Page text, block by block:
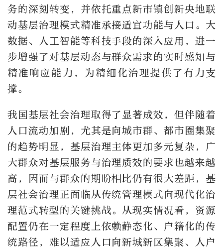
务的深刻转变，并依托重点新市镇创新央地联
动基层治理模式精准承接适宜功能与人口。大
数据、人工智能等科技手段的深入应用，进一
步增强了对基层动态与群众需求的实时感知与
精准响应能力，为精细化治理提供了有力支
撑。
我国基层社会治理取得了显著成效，但伴随着
人口流动加剧，尤其是向城市群、都市圈集聚
的趋势明显，基层治理主体更加多元复杂，广
大群众对基层服务与治理质效的要求也越来越
高，因而与群众的期盼相比仍有很大差距，基
层社会治理正面临从传统管理模式向现代化治
理范式转型的关键挑战。从现实情况看，资源
配置仍在一定程度上依赖静态化、户籍化的传
统路径，难以适应人口向新城新区集聚、人户